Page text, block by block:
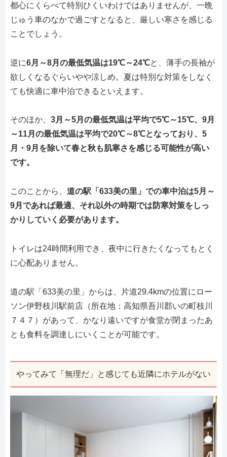
都心にくらべて特別ひくいわけではありませんが、一晩
じゅう車のなかで過ごすとなると、厳しい寒さを感じる
ことでしょう。
逆に6月～8月の最低気温は19℃～24℃と、薄手の長袖が
欲しくなるぐらいやや涼しめ。夏は特別な対策をしなく
ても快適に車中泊できるといえます。
そのほか、 3月～5月の最低気温は平均で5℃～15℃、9月
～11月の最低気温は平均で20℃～8℃となっており、5
月・9月を除いて春と秋も肌寒さを感じる可能性が高い
です。
このことから、 道の駅「633美の里」での車中泊は5月～
9月であれば最適、それ以外の時期では防寒対策をしっ
かりしていく必要があります。
トイレは24時間利用でき、夜中に行きたくなってもとく
に心配ありません。
道の駅「633美の里」からは、片道29.4kmの位置にロー
ソン伊野枝川駅前店（所在地：高知県吾川郡いの町枝川
７４７）があって、かなり遠いですが食堂が閉まったあ
とも食料を調達しにいくことが可能です。
やってみて「無理だ」と感じても近隣にホテルがない